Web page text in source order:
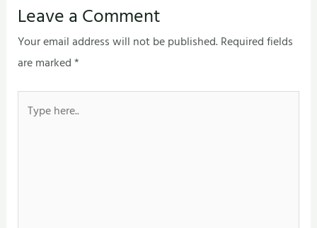
Leave a Comment
Your email address will not be published.Required fields
are marked*
here..